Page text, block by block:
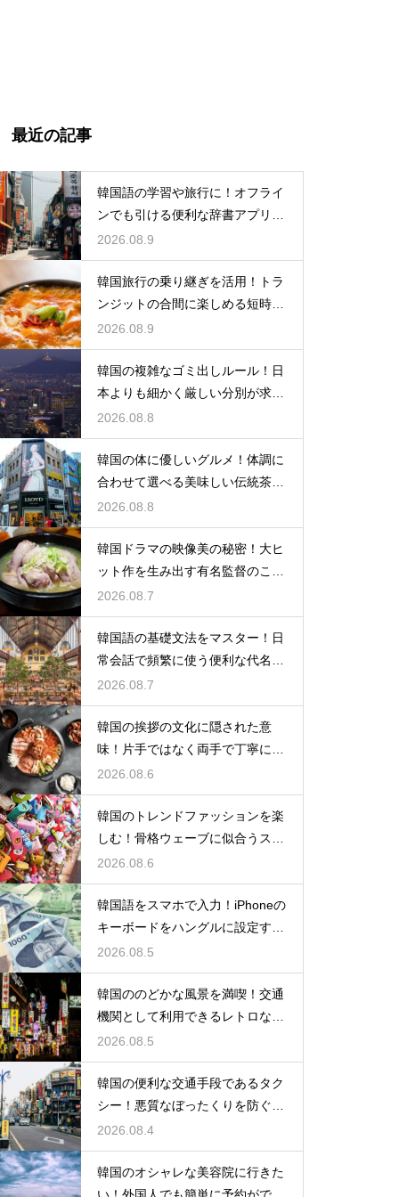
最近の記事
韓国語の学習や旅行に！オフライ
ンでも引ける便利な辞書アプリの
活用法
2026.08.9
韓国旅行の乗り継ぎを活用！トラ
ンジットの合間に楽しめる短時間
の観光
2026.08.9
韓国の複雑なゴミ出しルール！日
本よりも細かく厳しい分別が求め
られる理由
2026.08.8
韓国の体に優しいグルメ！体調に
合わせて選べる美味しい伝統茶の
驚きの効能
2026.08.8
韓国ドラマの映像美の秘密！大ヒ
ット作を生み出す有名監督のこだ
わりの特徴
2026.08.7
韓国語の基礎文法をマスター！日
常会話で頻繁に使う便利な代名詞
の一覧
2026.08.7
韓国の挨拶の文化に隠された意
味！片手ではなく両手で丁寧に握
手する理由
2026.08.6
韓国のトレンドファッションを楽
しむ！骨格ウェーブに似合うスタ
イルの特徴
2026.08.6
韓国語をスマホで入力！iPhoneの
キーボードをハングルに設定する
手順
2026.08.5
韓国ののどかな風景を満喫！交通
機関として利用できるレトロな観
光の馬車
2026.08.5
韓国の便利な交通手段であるタク
シー！悪質なぼったくりを防ぐ確
実な対策
2026.08.4
韓国のオシャレな美容院に行きた